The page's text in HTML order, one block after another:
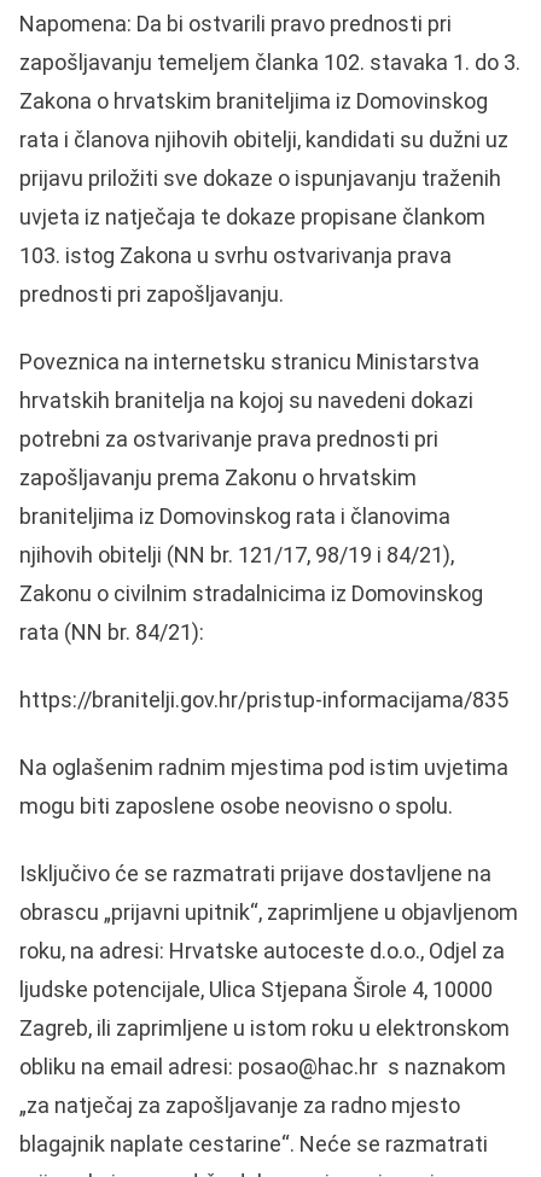
Napomena: Da bi ostvarili pravo prednosti pri
zapošljavanju temeljem članka 102. stavaka 1. do 3.
Zakona o hrvatskim braniteljima iz Domovinskog
rata i članova njihovih obitelji, kandidati su dužni uz
prijavu priložiti sve dokaze o ispunjavanju traženih
uvjeta iz natječaja te dokaze propisane člankom
103. istog Zakona u svrhu ostvarivanja prava
prednosti pri zapošljavanju.
Poveznica na internetsku stranicu Ministarstva
hrvatskih branitelja na kojoj su navedeni dokazi
potrebni za ostvarivanje prava prednosti pri
zapošljavanju prema Zakonu o hrvatskim
braniteljima iz Domovinskog rata i članovima
njihovih obitelji (NN br. 121/17, 98/19 i 84/21),
Zakonu o civilnim stradalnicima iz Domovinskog
rata (NN br. 84/21):
https://branitelji.gov.hr/pristup-informacijama/835
Na oglašenim radnim mjestima pod istim uvjetima
mogu biti zaposlene osobe neovisno o spolu.
Isključivo će se razmatrati prijave dostavljene na
obrascu „prijavni upitnik“, zaprimljene u objavljenom
roku, na adresi: Hrvatske autoceste d.o.o., Odjel za
ljudske potencijale, Ulica Stjepana Širole 4, 10000
Zagreb, ili zaprimljene u istom roku u elektronskom
obliku na email adresi: posao@hac.hr s naznakom
„za natječaj za zapošljavanje za radno mjesto
blagajnik naplate cestarine“. Neće se razmatrati